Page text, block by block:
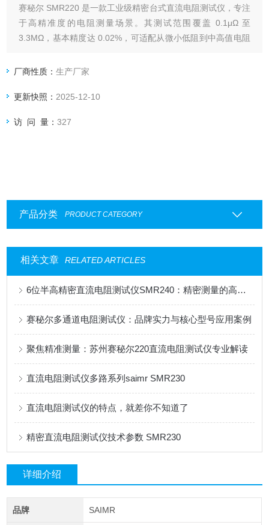
赛秘尔 SMR220 是一款工业级精密台式直流电阻测试仪，专注
于高精准度的电阻测量场景。其测试范围覆盖 0.1μΩ 至
3.3MΩ，基本精度达 0.02%，可适配从微小低阻到中高值电阻
备二线、四线模式自由切换功能，既能满足常规单路电阻测
厂商性质：生产厂家
更新快照： 2025-12-10
访 问 量：327
产品分类 PRODUCT CATEGORY
相关文章 RELATED ARTICLES
6位半高精密直流电阻测试仪SMR240：精密测量的高效之选
赛秘尔多通道电阻测试仪：品牌实力与核心型号应用案例
聚焦精准测量：苏州赛秘尔220直流电阻测试仪专业解读
直流电阻测试仪多路系列saimr SMR230
直流电阻测试仪的特点，就差你不知道了
精密直流电阻测试仪技术参数 SMR230
详细介绍
品牌 SAIMR